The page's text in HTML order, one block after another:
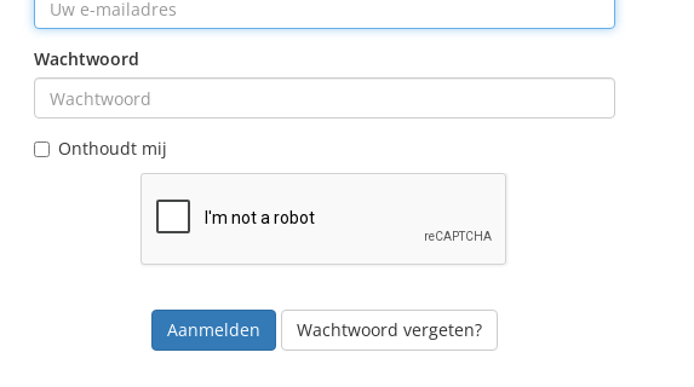
Wachtwoord
Onthoudt mij
Wachtwoord vergeten?